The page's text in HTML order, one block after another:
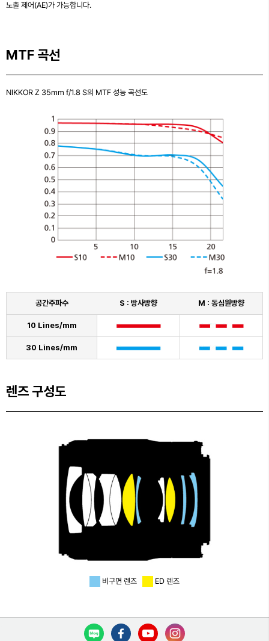
노출 제어(AE)가 가능합니다.
MTF 곡선
NIKKOR Z 35mm f/1.8 S의 MTF 성능 곡선도
공간주파수 S : 방사방향 M : 동심원방향
10 Lines/mm
30 Lines/mm
렌즈 구성도
비구면 렌즈 ED 렌즈